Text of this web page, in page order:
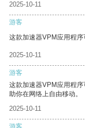
2025-10-11
游客
这款加速器VPM应用程序
2025-10-11
游客
这款加速器VPM应用程
助你在网络上自由移动。
2025-10-11
游客